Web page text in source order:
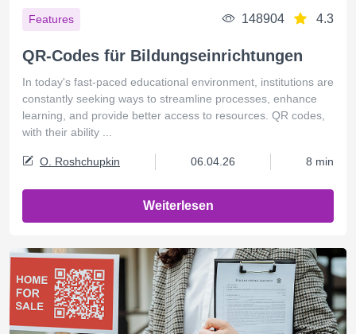
Features 148904 4.3
QR-Codes für Bildungseinrichtungen
In today's fast-paced educational environment, institutions are
constantly seeking ways to streamline processes, enhance
learning, and provide better access to resources. QR codes,
with their ability ...
O. Roshchupkin 06.04.26 8 min
Weiterlesen